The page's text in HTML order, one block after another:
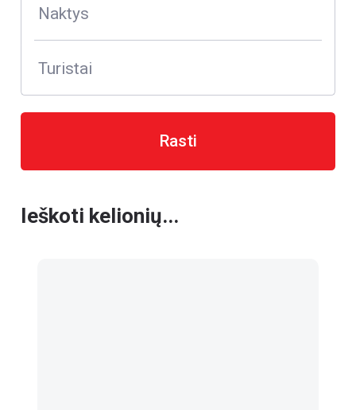
Naktys
Turistai
Rasti
Ieškoti kelionių...